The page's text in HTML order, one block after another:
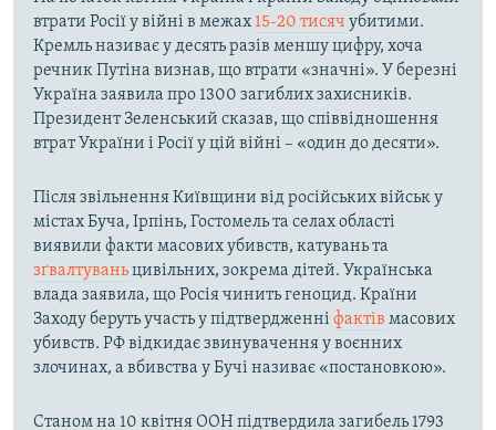
втрати Росії у війні в межах 15-20 тисяч убитими.
Кремль називає у десять разів меншу цифру, хоча
речник Путіна визнав, що втрати «значні». У березні
Україна заявила про 1300 загиблих захисників.
Президент Зеленський сказав, що співвідношення
втрат України і Росії у цій війні – «один до десяти».
Після звільнення Київщини від російських військ у
містах Буча, Ірпінь, Гостомель та селах області
виявили факти масових убивств, катувань та
зґвалтуваньцивільних, зокрема дітей. Українська
влада заявила, що Росія чинить геноцид. Країни
Заходу беруть участь у підтвердженні фактів масових
убивств. РФ відкидає звинувачення у воєнних
злочинах, а вбивства у Бучі називає «постановкою».
Станом на 10 квітня ООН підтвердила загибель 1793